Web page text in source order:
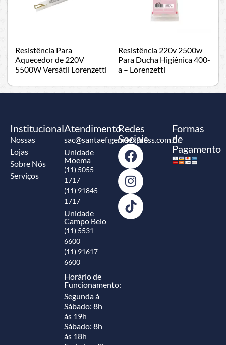
Resistência Para
Aquecedor de 220V
5500W Versátil Lorenzetti
Resistência 220v 2500w
Para Ducha Higiênica 400-
a – Lorenzetti
Institucional
Nossas
Lojas
Sobre Nós
Serviços
Atendimento
sac@santaefigeniaexpress.com.br
Unidade
Moema
(11) 5055-
1717
(11) 91845-
1717
Unidade
Campo Belo
(11) 5531-
6600
(11) 91617-
6600
Horário de
Funcionamento:
Segunda à
Sábado: 8h
às 19h
Sábado: 8h
às 18h
Redes
Sociais
Formas
de
Pagamento